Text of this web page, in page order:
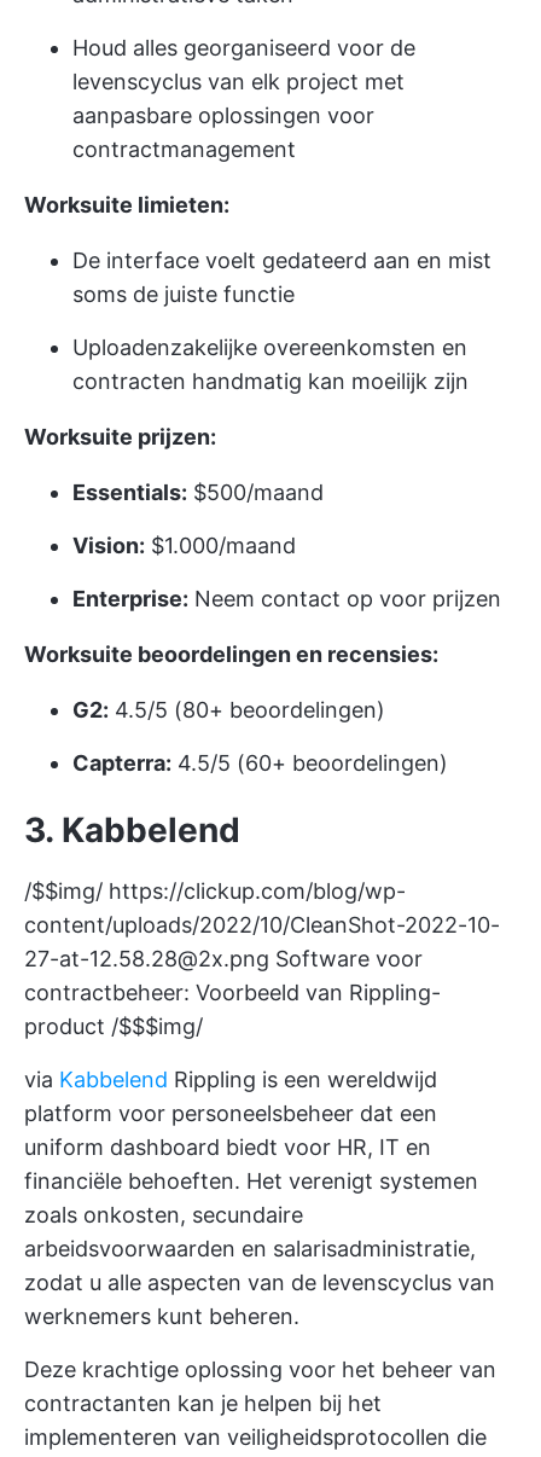
Houd alles georganiseerd voor de
levenscyclus van elk project met
aanpasbare oplossingen voor
contractmanagement
Worksuite limieten:
De interface voelt gedateerd aan en mist
soms de juiste functie
Uploadenzakelijke overeenkomsten en
contracten handmatig kan moeilijk zijn
Worksuite prijzen:
Essentials: $500/maand
Vision: $1.000/maand
Enterprise: Neem contact op voor prijzen
Worksuite beoordelingen en recensies:
G2: 4.5/5 (80+ beoordelingen)
Capterra: 4.5/5 (60+ beoordelingen)
3. Kabbelend
/$$img/ https://clickup.com/blog/wp-
content/uploads/2022/10/CleanShot-2022-10-
27-at-12.58.28@2x.png Software voor
contractbeheer: Voorbeeld van Rippling-
product /$$$img/
via Kabbelend Rippling is een wereldwijd
platform voor personeelsbeheer dat een
uniform dashboard biedt voor HR, IT en
financiële behoeften. Het verenigt systemen
zoals onkosten, secundaire
arbeidsvoorwaarden en salarisadministratie,
zodat u alle aspecten van de levenscyclus van
werknemers kunt beheren.
Deze krachtige oplossing voor het beheer van
contractanten kan je helpen bij het
implementeren van veiligheidsprotocollen die